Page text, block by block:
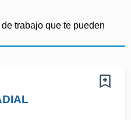
trabajo que te pueden